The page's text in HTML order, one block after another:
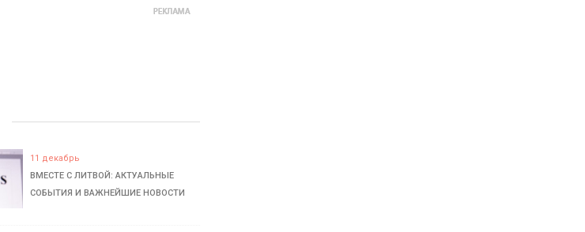
11 декабрь
ВМЕСТЕ С ЛИТВОЙ: АКТУАЛЬНЫЕ
СОБЫТИЯ И ВАЖНЕЙШИЕ НОВОСТИ